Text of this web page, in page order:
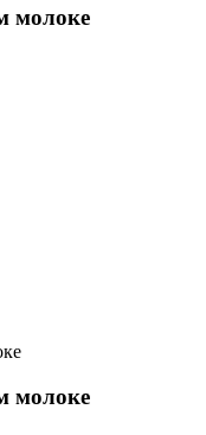
молоке
молоке